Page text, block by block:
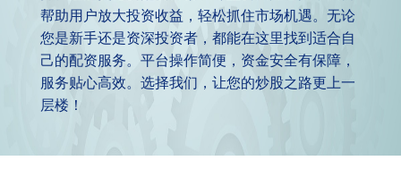
帮助用户放大投资收益，轻松抓住市场机遇。无论
您是新手还是资深投资者，都能在这里找到适合自
己的配资服务。平台操作简便，资金安全有保障，
服务贴心高效。选择我们，让您的炒股之路更上一
层楼！